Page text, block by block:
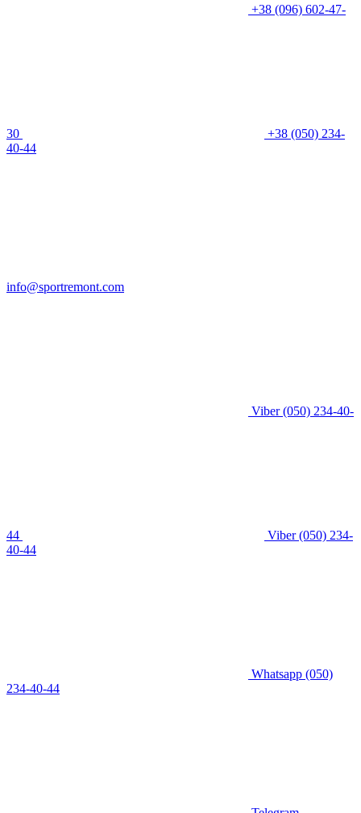
+38 (096) 602-47-
30
+38 (050) 234-
40-44
info@sportremont.com
Viber(050) 234-40-
44 Viber(050) 234-
40-44
Whatsapp (050)
234-40-44